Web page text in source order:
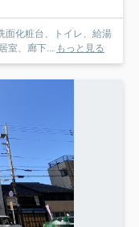
化粧台、トイレ、給湯
室、廊下... もっと見る